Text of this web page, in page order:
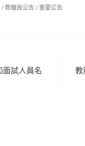
/教職員公告/重要公告
試人員名
教